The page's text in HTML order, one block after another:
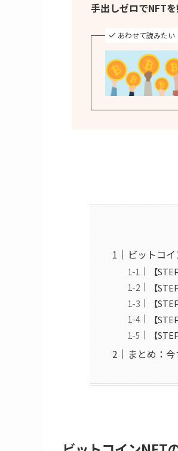
手出しゼロでNFT
あわせて読みたい
ビットコ
【
【
【
【
【
まとめ：